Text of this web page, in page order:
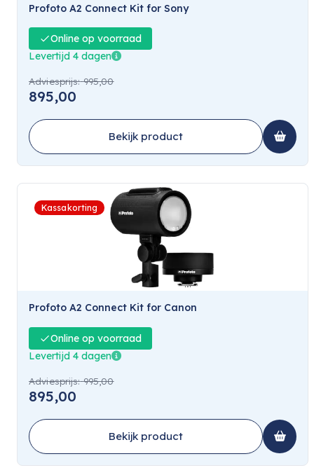
Profoto A2 Connect Kit for Sony
Online op voorraad
Levertijd 4 dagen
Adviesprijs: 995,00
895,00
Bekijk product
Kassakorting
Profoto A2 Connect Kit for Canon
Online op voorraad
Levertijd 4 dagen
Adviesprijs: 995,00
895,00
Bekijk product